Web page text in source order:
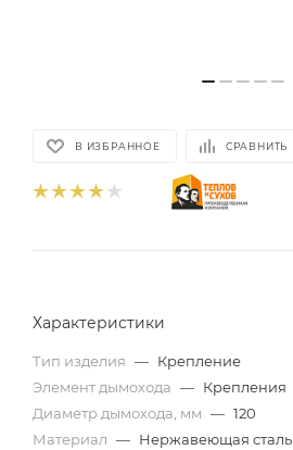
В ИЗБРАННОЕ СРАВНИТЬ
Характеристики
Тип изделия — Крепление
Элемент дымохода — Крепления
Диаметр дымохода, мм — 120
Материал — Нержавеющая сталь